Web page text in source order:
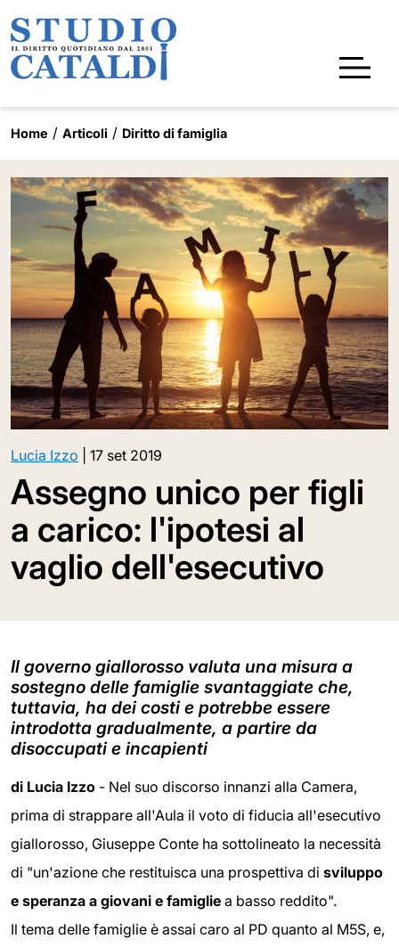
Home Articoli Diritto di famiglia
Lucia Izzo 17 set 2019
Assegno unico per figli
a carico: l'ipotesi al
vaglio dell'esecutivo
Il governo giallorosso valuta una misura a
sostegno delle famiglie svantaggiate che,
tuttavia, ha dei costi e potrebbe essere
introdotta gradualmente, a partire da
disoccupati e incapienti
di Lucia Izzo - Nel suo discorso innanzi alla Camera,
prima di strappare all'Aula il voto di fiducia all'esecutivo
giallorosso, Giuseppe Conte ha sottolineato la necessità
di "un'azione che restituisca una prospettiva di sviluppo
e speranza a giovani e famiglie a basso reddito".
Il tema delle famiglie è assai caro al PD quanto al M5S, e,